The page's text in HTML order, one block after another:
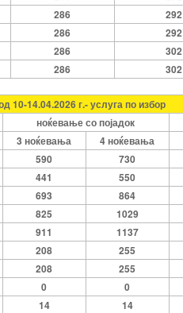
286 292
286 292
286 302
286 302
10-14.04.2026 г.- услуга по избор
ноќевање со појадок
3 ноќевања 4 ноќевања
590 730
441 550
693 864
825 1029
911 1137
208 255
208 255
0 0
14 14